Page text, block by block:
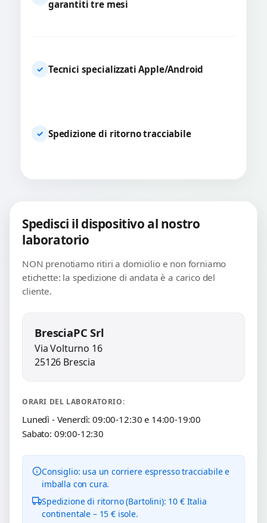
garantiti tre mesi
✓ Tecnici specializzati Apple/Android
✓ Spedizione di ritorno tracciabile
Spedisci il dispositivo al nostro
laboratorio
NON prenotiamo ritiri a domicilio e non forniamo
etichette: la spedizione di andata è a carico del
cliente.
BresciaPC Srl
Via Volturno 16
25126 Brescia
ORARI DEL LABORATORIO:
Lunedì - Venerdì: 09:00-12:30 e 14:00-19:00
Sabato: 09:00-12:30
Consiglio: usa un corriere espresso tracciabile e
imballa con cura.
Spedizione di ritorno (Bartolini): 10 € Italia
continentale – 15 € isole.